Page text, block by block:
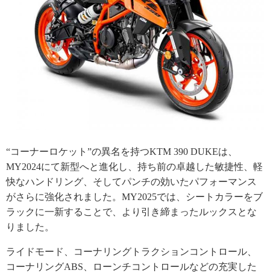
“コーナーロケット”の異名を持つKTM 390 DUKEは、
MY2024にて新型へと進化し、持ち前の卓越した敏捷性、軽
快なハンドリング、そしてパンチの効いたパフォーマンス
がさらに強化されました。MY2025では、シートカラーをブ
ラックに一新することで、より引き締まったルックスとな
りました。
ライドモード、コーナリングトラクションコントロール、
コーナリングABS、ローンチコントロールなどの充実した